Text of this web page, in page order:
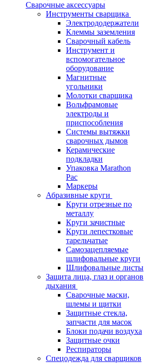
Сварочные аксессуары
Инструменты сварщика
Электрододержатели
Клеммы заземления
Сварочный кабель
Инструмент и
вспомогательное
оборудование
Магнитные
угольники
Молотки сварщика
Вольфрамовые
электроды и
приспособления
Системы вытяжки
сварочных дымов
Керамические
подкладки
Упаковка Marathon
Pac
Маркеры
Абразивные круги
Круги отрезные по
металлу
Круги зачистные
Круги лепестковые
тарельчатые
Самозацепляемые
шлифовальные круги
Шлифовальные листы
Защита лица, глаз и органов
дыхания
Сварочные маски,
шлемы и щитки
Защитные стекла,
запчасти для масок
Блоки подачи воздуха
Защитные очки
Респираторы
Спецодежда для сварщиков